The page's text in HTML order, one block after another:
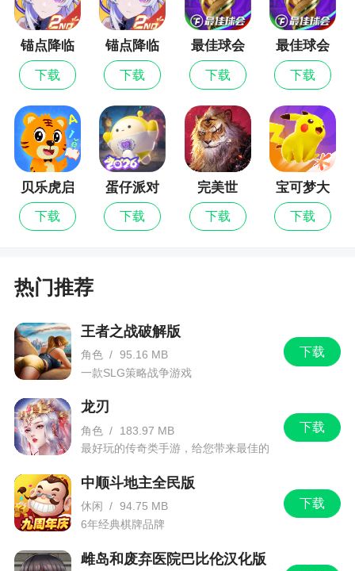
灯瞎火的地下城》和《提肝与地下城》，对此你怎
么看？
答：假新闻，下一个。
连游戏名都有。
答：我永远喜欢赛丽亚，还有大家。
问：你最喜欢游戏里哪一只契约兽？
答：下一只。
答：会。但是，核心还是下深渊地图刷史诗、
套装，我们会尽量照顾到0氪玩家的体验，让每个玩
家都能刷的痛快刷的爽。
问：Roguelike是游戏里的重要元素之一，提灯
有像《不思议迷宫》那样埋那么多的彩蛋吗？
答：虽然不会像《不思议迷宫》辣么多，但是
还是有一些精心设计的彩蛋供玩家挖掘的。其实在
副本，玩家会面临很多诱惑和选择。比如可能会遇
到神秘预言，它会告诉玩家下一层会有什么好东
西，这种时候，玩家想要拿到这个好东西就要去下
一层面对更强大的危险，安稳保本原地回城就会错
发光芒（斜眼笑）。
锚点降临
下载
锚点降临
九游版
下载
最佳球会
最新版
下载
最佳球会
下载
贝乐虎启
蒙
下载
蛋仔派对
下载
完美世
界：诸神
之战
下载
宝可梦大
集结
下载
热门推荐
下载
王者之战破解版
角色 / 95.16 MB
一款SLG策略战争游戏
下载
龙刃
角色 /
183.97 MB
最好玩的传奇类手游，给您带来最佳的
下载
中顺斗地主全民版
休闲 / 94.75 MB
6年经典棋牌品牌
雌岛和废弃医院巴比伦汉化版